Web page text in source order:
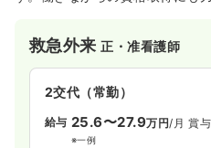
これから100年後も長崎の方に
目指しています。急性期・回復
在宅医療サポートの分野で16の
す。2024年5月に外来センター
な体制を整えています。
救急外来正・准看護師
2交代（常勤）
給与 25.6〜27.9万円/月 賞
※一例